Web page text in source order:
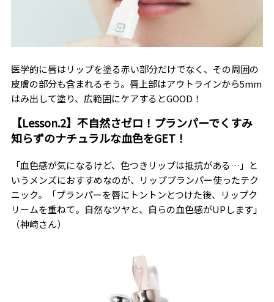
医学的に唇はリップを塗る赤い部分だけでなく、その周囲の
皮膚の部分も含まれるそう。唇上部はアウトラインから5mm
はみ出して塗り、広範囲にケアするとGOOD！
【Lesson.2】不自然さゼロ！プランパーでくすみ
知らずのナチュラルな血色をGET！
「血色感が気になるけど、色つきリップは抵抗がある…」と
いうメンズにおすすめなのが、リッププランパー使ったテク
ニック。「プランパーを唇にトントンとつけた後、リップク
リームを重ねて。自然なツヤと、自らの血色感がUPします」
（神崎さん）